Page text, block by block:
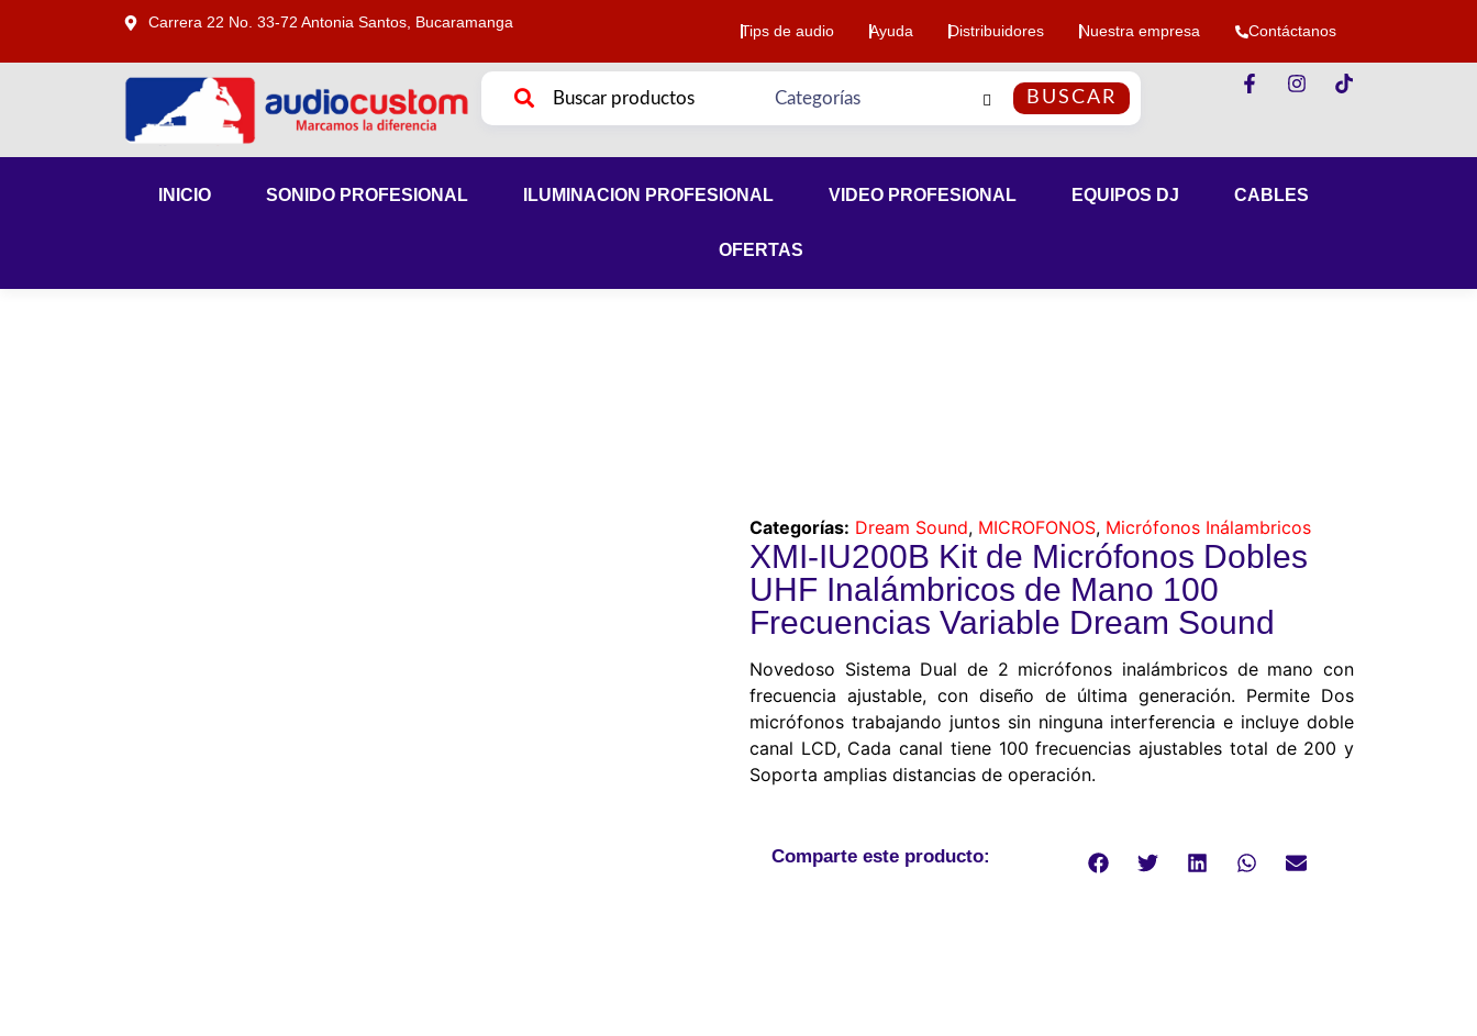
Carrera 22 No. 33-72 Antonia Santos, Bucaramanga Tips de audio Ayuda Distribuidores Nuestra empresa Contáctanos
BUSCAR
INICIO SONIDO PROFESIONAL ILUMINACION PROFESIONAL VIDEO PROFESIONAL EQUIPOS DJ CABLES
OFERTAS
Categorías: Dream Sound, MICROFONOS, Micrófonos Inálambricos
XMI-IU200B Kit de Micrófonos Dobles
UHF Inalámbricos de Mano 100
Frecuencias Variable Dream Sound
Novedoso Sistema Dual de 2 micrófonos inalámbricos de mano con
frecuencia ajustable, con diseño de última generación. Permite Dos
micrófonos trabajando juntos sin ninguna interferencia e incluye doble
canal LCD, Cada canal tiene 100 frecuencias ajustables total de 200 y
Soporta amplias distancias de operación.
Comparte este producto: